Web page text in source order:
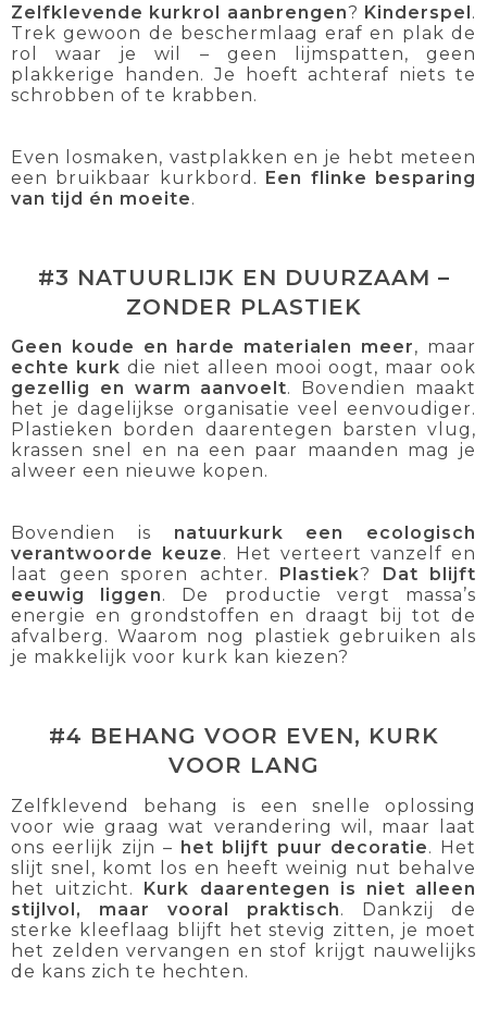
Zelfklevende kurkrol aanbrengen? Kinderspel.
Trek gewoon de beschermlaag eraf en plak de
rol waar je wil – geen lijmspatten, geen
plakkerige handen. Je hoeft achteraf niets te
schrobben of te krabben.
Even losmaken, vastplakken en je hebt meteen
een bruikbaar kurkbord. Een flinke besparing
van tijd én moeite.
#3 NATUURLIJK EN DUURZAAM –
ZONDER PLASTIEK
Geen koude en harde materialen meer, maar
echte kurk die niet alleen mooi oogt, maar ook
gezellig en warm aanvoelt. Bovendien maakt
het je dagelijkse organisatie veel eenvoudiger.
Plastieken borden daarentegen barsten vlug,
krassen snel en na een paar maanden mag je
alweer een nieuwe kopen.
Bovendien is natuurkurk een ecologisch
verantwoorde keuze. Het verteert vanzelf en
laat geen sporen achter.
Plastiek?
Dat blijft
eeuwig liggen. De productie vergt massa’s
energie en grondstoffen en draagt bij tot de
afvalberg. Waarom nog plastiek gebruiken als
je makkelijk voor kurk kan kiezen?
#4 BEHANG VOOR EVEN, KURK
VOOR LANG
Zelfklevend behang is een snelle oplossing
voor wie graag wat verandering wil, maar laat
ons eerlijk zijn – het blijft puur decoratie. Het
slijt snel, komt los en heeft weinig nut behalve
het uitzicht. Kurk daarentegen
is niet alleen
stijlvol, maar vooral praktisch. Dankzij de
sterke kleeflaag blijft het stevig zitten, je moet
het zelden vervangen en stof krijgt nauwelijks
de kans zich te hechten.